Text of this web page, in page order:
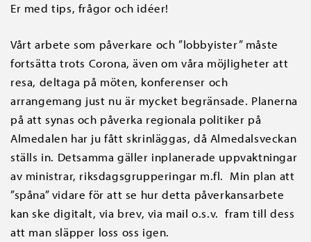
Er med tips, frågor och idéer!
Vårt arbete som påverkare och ”lobbyister” måste
fortsätta trots Corona, även om våra möjligheter att
resa, deltaga på möten, konferenser och
arrangemang just nu är mycket begränsade. Planerna
på att synas och påverka regionala politiker på
Almedalen har ju fått skrinläggas, då Almedalsveckan
ställs in. Detsamma gäller inplanerade uppvaktningar
av ministrar, riksdagsgrupperingar m.fl. Min plan att
”spåna” vidare för att se hur detta påverkansarbete
kan ske digitalt, via brev, via mail o.s.v. fram till dess
att man släpper loss oss igen.